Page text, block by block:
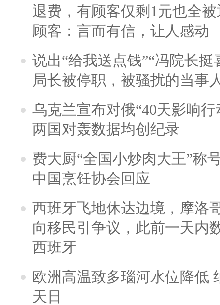
退费，有顾客仅剩1元也全
顾客：言而有信，让人感动
说出“给我送点钱”“冯院长
局长被停职，被骚扰的当事
乌克兰宣布对俄“40天影响
两国对轰数据均创纪录
费大厨“全国小炒肉大王”称
中国烹饪协会回应
西班牙飞地休达边境，摩洛
向移民引争议，此前一天内
西班牙
欧洲高温致多瑙河水位降低
天日